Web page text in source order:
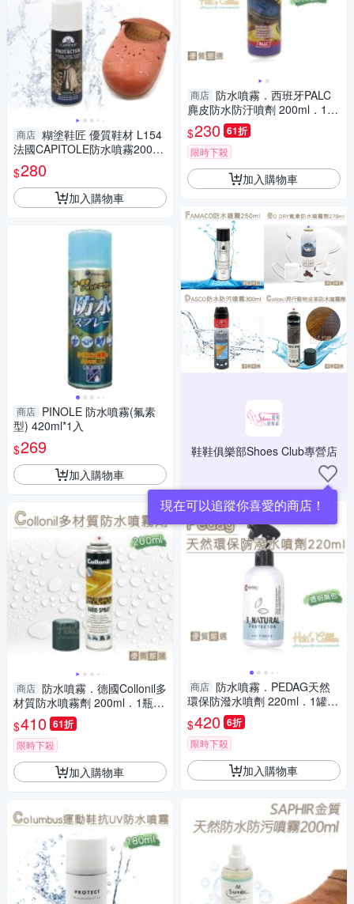
商店 糊塗鞋匠 優質鞋材 L154
法國CAPITOLE防水噴霧200ml
1罐 皮革防水防汙噴霧劑 防水
防汙劑
$280
加入購物車
商店 PINOLE 防水噴霧(氟素
型) 420ml*1入
$269
加入購物車
商店 防水噴霧．德國Collonil多
材質防水噴霧劑 200ml．1瓶
【鞋鞋俱樂部】【906-L181】
$410 61折
限時下殺
加入購物車
商店 防水噴霧．西班牙PALC
麂皮防水防汙噴劑 200ml．1瓶
【鞋鞋俱樂部】【906-L10】
$230 61折
限時下殺
加入購物車
鞋鞋俱樂部Shoes Club專營店
商店 防水噴霧．PEDAG天然
環保防潑水噴劑 220ml．1罐
【鞋鞋俱樂部】【906-L230】
$420 6折
限時下殺
加入購物車